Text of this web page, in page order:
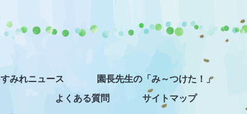
すみれニュース 園長先生の「み～つけた！」
よくある質問
サイトマップ